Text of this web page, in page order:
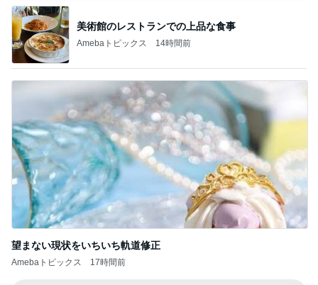
美術館のレストランでの上品な食事
Amebaトピックス 14時間前
望まない現状をいちいち軌道修正
Amebaトピックス 17時間前